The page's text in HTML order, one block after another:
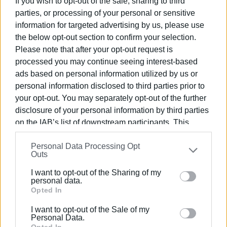
parties, or processing of your personal or sensitive
information for targeted advertising by us, please use
the below opt-out section to confirm your selection.
Please note that after your opt-out request is
processed you may continue seeing interest-based
ads based on personal information utilized by us or
personal information disclosed to third parties prior to
your opt-out. You may separately opt-out of the further
disclosure of your personal information by third parties
on the IAB’s list of downstream participants. This
information may also be disclosed by us to third parties
on theIAB’s List of Downstream Participants
that may
further disclose it to other third parties.
Please note that this website/app uses one or more
Google services and may gather and store information
behaviour. You may click to grant or deny consent to
Personal Data Processing Opt
Outs
I want to opt-out of the Sharing of my
personal data.
Opted In
I want to opt-out of the Sale of my
Personal Data.
Πρόεδρος του Συλλόγου Μονίμων Κατοίκων Παλιάς
Πόλης, εκφράζοντας ικανοποίηση για την εφαρμογή του
νόμου και ελπίδα να συνεχιστούν οι έλεγχοι.
Υπάρχουν κάτοικοι που έχουν εγκαταλείψει τις
πατρογονικές εστίες τους, ηττημένοι από τον θόρυβο
των μπαρ. Σκοπεύουμε να έχουμε συνάντηση και με τη
Δήμαρχο Μερόπη Υδραίου για αυτό το θέμα» αναφέρει ο
κ. Ολύμπιος στην "Ε".
Ισορροπία
«Εχουν δίκιο και οι δύο πλευρές», παραδέχεται ο
Πρόεδρος της Ένωσης Εστίασης Βασίλης Βασιλάκης
Επισημαίνει ότι είναι επιτέλους ώρα να συμφωνηθεί μια
μέση λύση. «Παν μέτρον άριστον», αναφέρει
χαρακτηριστικά. «Πρέπει και οι μαγαζάτορες να
μπορούν να δουλέψουν, πρέπει και οι άνθρωποι να